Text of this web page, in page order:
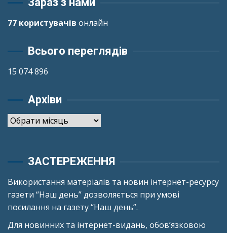
77 користувачів онлайн
Всього переглядів
15 074 896
Архіви
Архіви
ЗАСТЕРЕЖЕННЯ
Використання матеріалів та новин інтернет-ресурсу
газети “Наш день” дозволяється при умові
посилання на газету “Наш день”.
Для новинних та інтернет-видань, обов’язковою